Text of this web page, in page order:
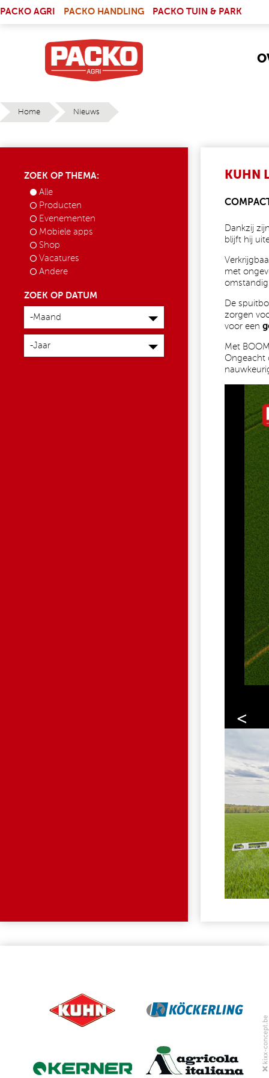
PACKO AGRI
PACKO HANDLING PACKO TUIN & PARK
Home Nieuws
ZOEK OP THEMA:
Alle
Producten
Evenementen
Mobiele apps
Shop
Vacatures
Andere
ZOEK OP DATUM
Maand
-Maand
Jaar
-Jaar
KUHN
Dankzij
blijft hij
met
De
zorgen
voor een
Met
Ongeacht
<